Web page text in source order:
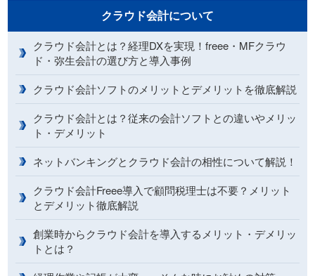
クラウド会計について
クラウド会計とは？経理DXを実現！freee・MFクラウ
ド・弥生会計の選び方と導入事例
クラウド会計ソフトのメリットとデメリットを徹底解説
クラウド会計とは？従来の会計ソフトとの違いやメリッ
ト・デメリット
ネットバンキングとクラウド会計の相性について解説！
クラウド会計Freee導入で顧問税理士は不要？メリット
とデメリット徹底解説
創業時からクラウド会計を導入するメリット・デメリッ
トとは？